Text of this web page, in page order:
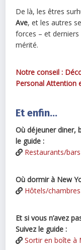
De là, les êtres
Ave, et les autres
forces – et derniers
mérité.
Notre conseil :
Personal Attention
Et enfin…
Où déjeuner diner,
le guide :
Restaurants/bars
Où dormir à New
Hôtels/chambres
Et si vous n’avez
Suivez le guide :
Sortir en boîte à